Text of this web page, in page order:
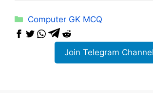
Categories
Computer GK MCQ
Join Telegram Channel